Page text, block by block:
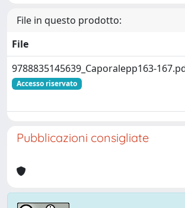
File in questo prodotto:
File
9788835145639_Caporalepp163-
Accesso riservato
Pubblicazioni consigliate